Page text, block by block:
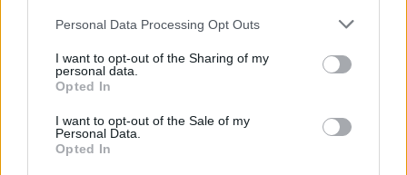
Personal Data Processing Opt Outs
I want to opt-out of the Sharing of my
personal data.
Opted In
I want to opt-out of the Sale of my
Personal Data.
Opted In